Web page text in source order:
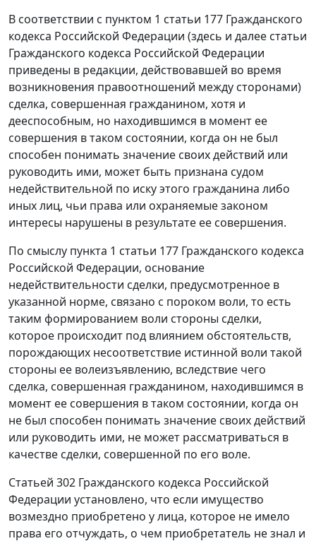
В соответствии с пунктом 1 статьи 177 Гражданского
кодекса Российской Федерации (здесь и далее статьи
Гражданского кодекса Российской Федерации
приведены в редакции, действовавшей во время
возникновения правоотношений между сторонами)
сделка, совершенная гражданином, хотя и
дееспособным, но находившимся в момент ее
совершения в таком состоянии, когда он не был
способен понимать значение своих действий или
руководить ими, может быть признана судом
недействительной по иску этого гражданина либо
иных лиц, чьи права или охраняемые законом
интересы нарушены в результате ее совершения.
По смыслу пункта 1 статьи 177 Гражданского кодекса
Российской Федерации, основание
недействительности сделки, предусмотренное в
указанной норме, связано с пороком воли, то есть
таким формированием воли стороны сделки,
которое происходит под влиянием обстоятельств,
порождающих несоответствие истинной воли такой
стороны ее волеизъявлению, вследствие чего
сделка, совершенная гражданином, находившимся в
момент ее совершения в таком состоянии, когда он
не был способен понимать значение своих действий
или руководить ими, не может рассматриваться в
качестве сделки, совершенной по его воле.
Статьей 302 Гражданского кодекса Российской
Федерации установлено, что если имущество
возмездно приобретено у лица, которое не имело
права его отчуждать, о чем приобретатель не знал и